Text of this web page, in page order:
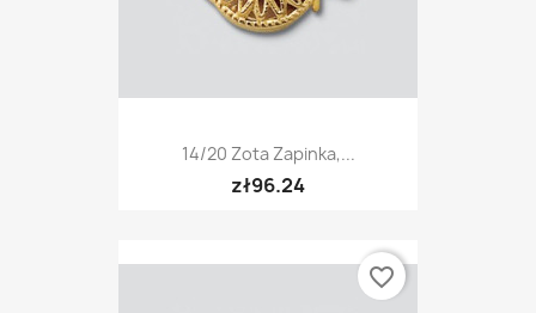
14/20 Zota Zapinka,...
zł96.24
favorite_border